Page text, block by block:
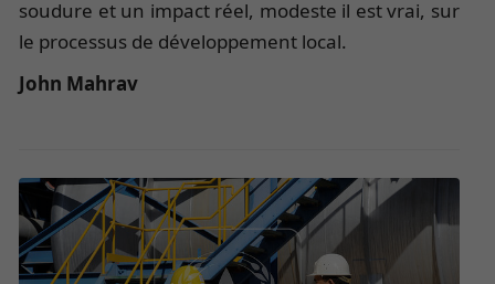
soudure et un impact réel, modeste il est vrai, sur
le processus de développement local.
John Mahrav